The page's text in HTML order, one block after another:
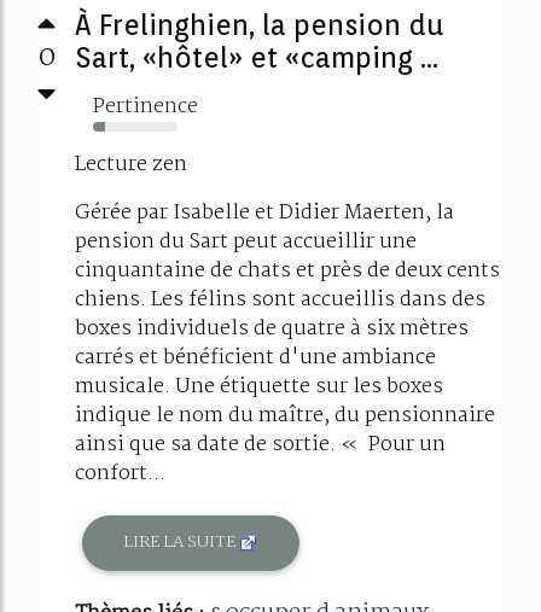
0
À Frelinghien, la pension du
Sart, «hôtel» et «camping ...
Pertinence
14%
Lecture zen
Gérée par Isabelle et Didier Maerten, la
pension du Sart peut accueillir une
cinquantaine de chats et près de deux cents
chiens. Les félins sont accueillis dans des
boxes individuels de quatre à six mètres
carrés et bénéficient d'une ambiance
musicale. Une étiquette sur les boxes
indique le nom du maître, du pensionnaire
ainsi que sa date de sortie. « Pour un
confort...
LIRE LA SUITE